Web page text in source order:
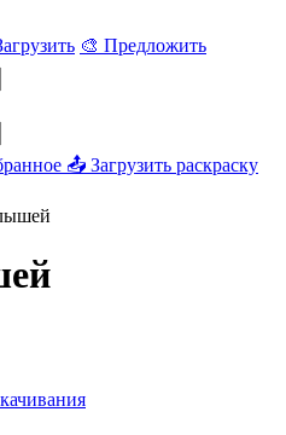
🎨 Предложить
📤 Загрузить раскраску